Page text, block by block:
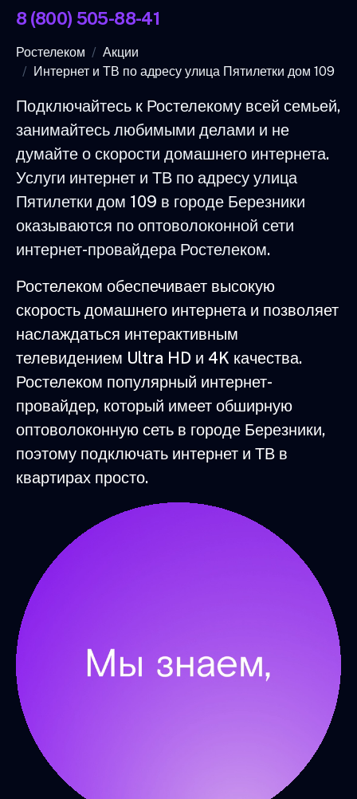
8 (800) 505-88-41
Ростелеком
Акции
Интернет и ТВ по адресу улица Пятилетки дом 109
Подключайтесь к Ростелекому всей семьей,
занимайтесь любимыми делами и не
думайте о скорости домашнего интернета.
Услуги интернет и ТВ по адресу улица
Пятилетки дом 109 в городе Березники
оказываются по оптоволоконной сети
интернет-провайдера Ростелеком.
Ростелеком обеспечивает высокую
скорость домашнего интернета и позволяет
наслаждаться интерактивным
телевидением Ultra HD и 4K качества.
Ростелеком популярный интернет-
провайдер, который имеет обширную
оптоволоконную сеть в городе Березники,
поэтому подключать интернет и ТВ в
квартирах просто.